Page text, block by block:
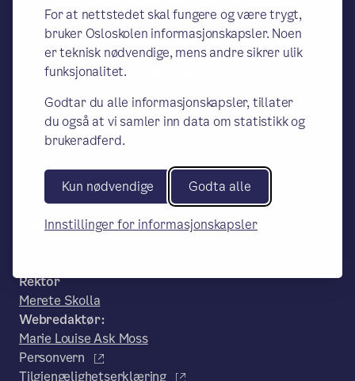
For at nettstedet skal fungere og være trygt,
bruker Osloskolen informasjonskapsler. Noen
er teknisk nødvendige, mens andre sikrer ulik
funksjonalitet.
Godtar du alle informasjonskapsler, tillater
du også at vi samler inn data om statistikk og
brukeradferd.
Kun nødvendige Godta alle
Innstillinger for informasjonskapsler
Oslo VO Nydalen
– en del av Osloskolen
Besøks- og leveringsadresse:
Postadresse:
Oslo kommune Utdanningsetaten, Oslo
VO Nydalen, Postboks 6127 Etterstad,
0602 Oslo
Telefon:
23 39 39 00
E-post:
Rektor
Merete Skolla
Webredaktør:
Marie Louise Ask Moss
Personvern
Tilgjengelighetserklæring